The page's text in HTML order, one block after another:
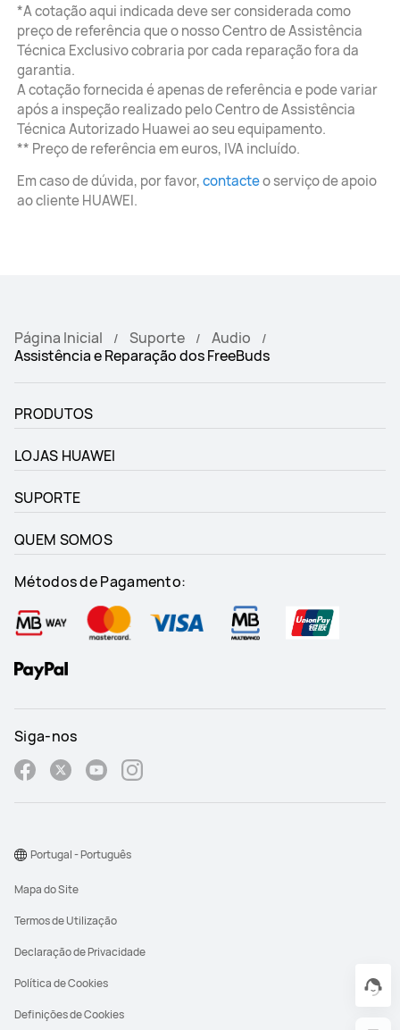
*A cotação aqui indicada deve ser considerada como
preço de referência que o nosso Centro de Assistência
Técnica Exclusivo cobraria por cada reparação fora da
garantia.
A cotação fornecida é apenas de referência e pode variar
após a inspeção realizado pelo Centro de Assistência
Técnica Autorizado Huawei ao seu equipamento.
** Preço de referência em euros, IVA incluído.
Em caso de dúvida, por favor,contacteo serviço de apoio
ao cliente HUAWEI.
Página Inicial Suporte
Audio
Assistência e Reparação dos FreeBuds
PRODUTOS
LOJAS HUAWEI
SUPORTE
QUEM SOMOS
Métodos de Pagamento:
Siga-nos
Mapa do Site
Termos de Utilização
Declaração de Privacidade
Política de Cookies
Definições de Cookies
Portugal - Português